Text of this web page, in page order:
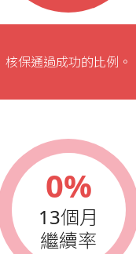
核保通過成功的比例。
0%
13個月
繼續率